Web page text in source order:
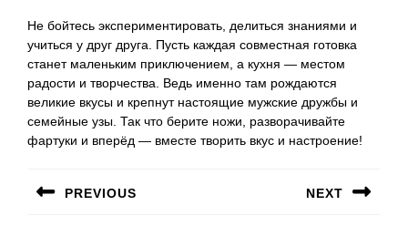
Не бойтесь экспериментировать, делиться знаниями и
учиться у друг друга. Пусть каждая совместная готовка
станет маленьким приключением, а кухня — местом
радости и творчества. Ведь именно там рождаются
великие вкусы и крепнут настоящие мужские дружбы и
семейные узы. Так что берите ножи, разворачивайте
фартуки и вперёд — вместе творить вкус и настроение!
по
PREVIOUS NEXT